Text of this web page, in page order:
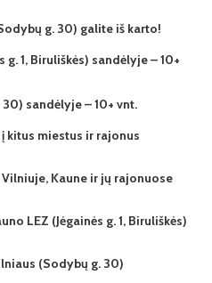
g. 30) galite iš karto!
g. 1, Biruliškės) sandėlyje – 10+
sandėlyje – 10+ vnt.
kitus miestus ir rajonus
Kaune ir jų rajonuose
LEZ (Jėgainės g. 1, Biruliškės)
(Sodybų g. 30)